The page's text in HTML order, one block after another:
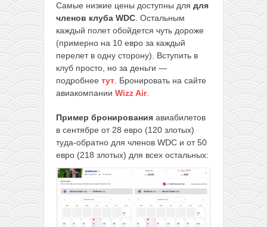
Самые низкие цены доступны для для
членов клуба WDC. Остальным
каждый полет обойдется чуть дороже
(примерно на 10 евро за каждый
перелет в одну сторону). Вступить в
клуб просто, но за деньги —
подробнее тут. Бронировать на сайте
авиакомпании Wizz Air.
Пример бронирования авиабилетов
в сентябре от 28 евро (120 злотых)
туда-обратно для членов WDC и от 50
евро (218 злотых) для всех остальных: